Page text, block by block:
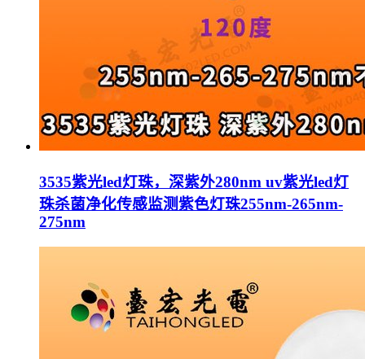
3535紫光led灯珠，深紫外280nm uv紫光led灯
珠杀菌净化传感监测紫色灯珠255nm-265nm-
275nm